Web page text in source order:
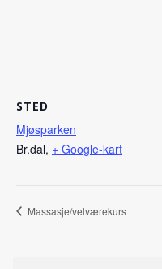
STED
Mjøsparken
Br.dal, + Google-kart
Massasje/velværekurs